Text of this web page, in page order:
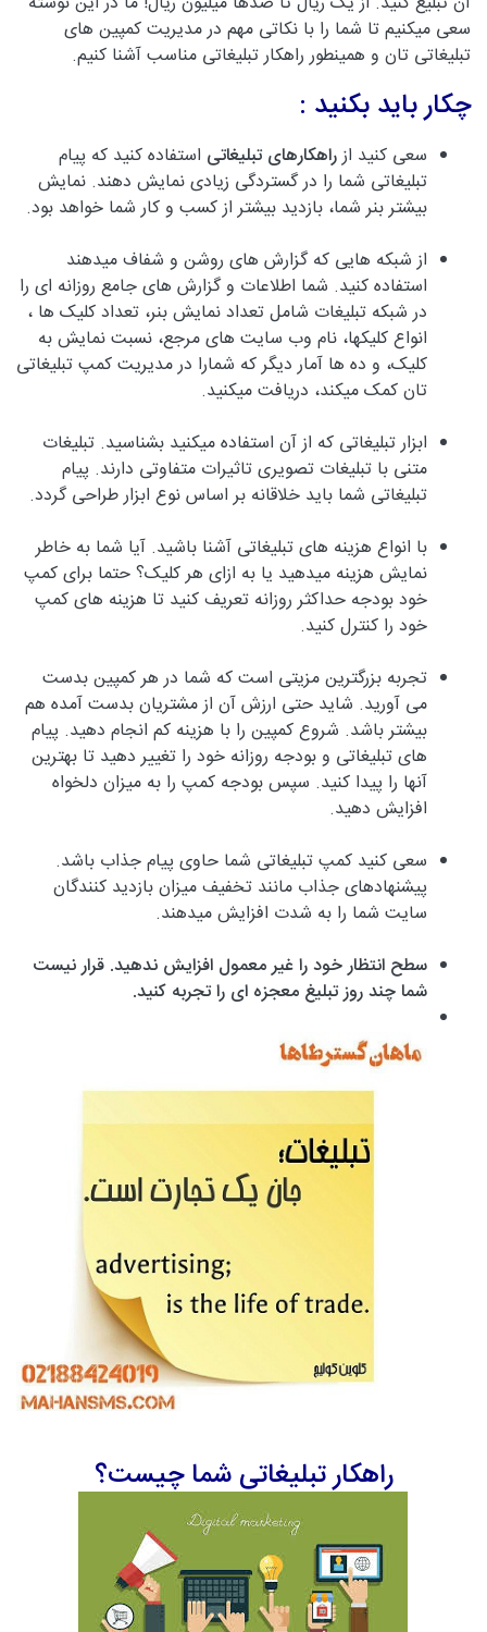
سعی میکنیم تا شما را با نکاتی مهم در مدیریت کمپین های
تبلیغاتی تان و همینطور راهکار تبلیغاتی مناسب آشنا کنیم.
چکار باید بکنید :
سعی کنید ازراهکارهای تبلیغاتی استفاده کنید که پیام
تبلیغاتی شما را در گستردگی زیادی نمایش دهند. نمایش
بیشتر بنر شما، بازدید بیشتر از کسب و کار شما خواهد بود.
از شبکه هایی که گزارش های روشن و شفاف میدهند
استفاده کنید. شما اطلاعات و گزارش های جامع روزانه ای را
در شبکه تبلیغات شامل تعداد نمایش بنر، تعداد کلیک ها ،
انواع کلیکها، نام وب سایت های مرجع، نسبت نمایش به
کلیک، و ده ها آمار دیگر که شمارا در مدیریت کمپ تبلیغاتی
تان کمک میکند، دریافت میکنید.
ابزار تبلیغاتی که از آن استفاده میکنید بشناسید. تبلیغات
متنی با تبلیغات تصویری تاثیرات متفاوتی دارند. پیام
تبلیغاتی شما باید خلاقانه بر اساس نوع ابزار طراحی گردد.
با انواع هزینه های تبلیغاتی آشنا باشید. آیا شما به خاطر
نمایش هزینه میدهید یا به ازای هر کلیک؟ حتما برای کمپ
خود بودجه حداکثر روزانه تعریف کنید تا هزینه های کمپ
خود را کنترل کنید.
تجربه بزرگترین مزیتی است که شما در هر کمپین بدست
می آورید. شاید حتی ارزش آن از مشتریان بدست آمده هم
بیشتر باشد. شروع کمپین را با هزینه کم انجام دهید. پیام
های تبلیغاتی و بودجه روزانه خود را تغییر دهید تا بهترین
آنها را پیدا کنید. سپس بودجه کمپ را به میزان دلخواه
افزایش دهید.
سعی کنید کمپ تبلیغاتی شما حاوی پیام جذاب باشد.
پیشنهادهای جذاب مانند تخفیف میزان بازدید کنندگان
سایت شما را به شدت افزایش میدهند.
سطح انتظار خود را غیر معمول افزایش ندهید. قرار نیست
شما چند روز تبلیغ معجزه ای را تجربه کنید.
راهکار تبلیغاتی شما چیست؟